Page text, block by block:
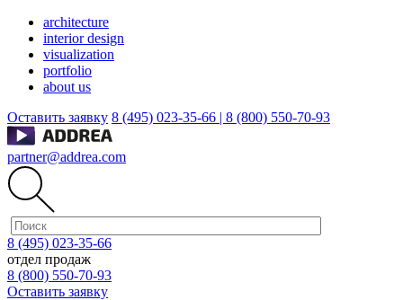
architecture
interior design
visualization
portfolio
about us
Оставить заявку 8 (495) 023-35-66 | 8 (800) 550-70-93
partner@addrea.com
8 (495) 023-35-66
отдел продаж
8 (800) 550-70-93
Оставить заявку